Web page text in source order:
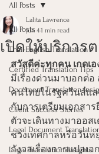
All Posts
Thai-English Translation
Certified Translation Tips
Document Translation
Client Success Stories
Legal Document
Legal Translation Insights
All Posts
เปิดให้บริการ
Lalita Lawrence
Jun 41 min read
สวัสดีค่ะทุกคน เกดเ
มีเรื่องด่วนมาบอกต่อ
คนไทยในรัฐควีนส์แล
กับการเตรียมเอกสา
ตัวจะเดินทางมาออสเ
ช่วงเทศกาลหรือวัน
กังวลเรื่องการแปลเอ